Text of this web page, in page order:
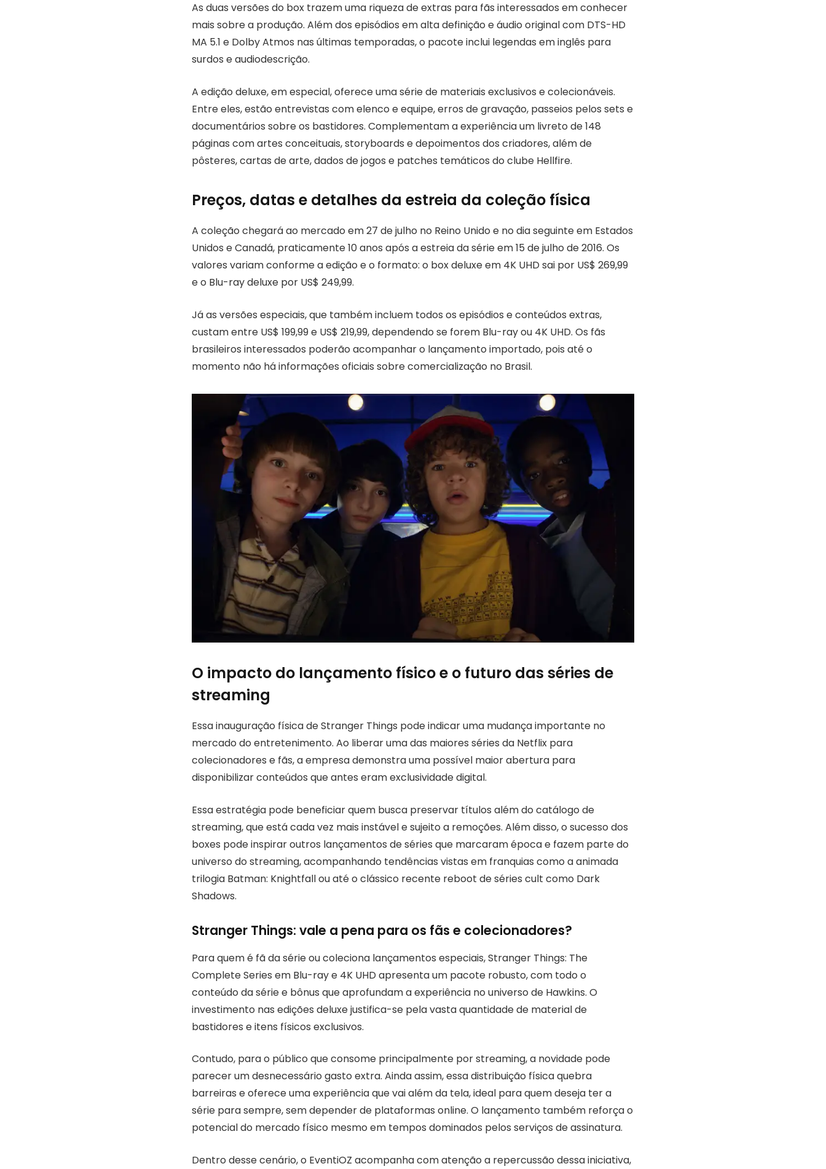
As duas versões do box trazem uma riqueza de extras para fãs interessados em conhecer
mais sobre a produção. Além dos episódios em alta definição e áudio original com DTS-HD
MA 5.1 e Dolby Atmos nas últimas temporadas, o pacote inclui legendas em inglês para
surdos e audiodescrição.
A edição deluxe, em especial, oferece uma série de materiais exclusivos e colecionáveis.
Entre eles, estão entrevistas com elenco e equipe, erros de gravação, passeios pelos sets e
documentários sobre os bastidores. Complementam a experiência um livreto de 148
páginas com artes conceituais, storyboards e depoimentos dos criadores, além de
pôsteres, cartas de arte, dados de jogos e patches temáticos do clube Hellfire.
Preços, datas e detalhes da estreia da coleção física
A coleção chegará ao mercado em 27 de julho no Reino Unido e no dia seguinte em Estados
Unidos e Canadá, praticamente 10 anos após a estreia da série em 15 de julho de 2016. Os
valores variam conforme a edição e o formato: o box deluxe em 4K UHD sai por US$ 269,99
e o Blu-ray deluxe por US$ 249,99.
Já as versões especiais, que também incluem todos os episódios e conteúdos extras,
custam entre US$ 199,99 e US$ 219,99, dependendo se forem Blu-ray ou 4K UHD. Os fãs
brasileiros interessados poderão acompanhar o lançamento importado, pois até o
momento não há informações oficiais sobre comercialização no Brasil.
O impacto do lançamento físico e o futuro das séries de
streaming
Essa inauguração física de Stranger Things pode indicar uma mudança importante no
mercado do entretenimento. Ao liberar uma das maiores séries da Netflix para
colecionadores e fãs, a empresa demonstra uma possível maior abertura para
disponibilizar conteúdos que antes eram exclusividade digital.
Essa estratégia pode beneficiar quem busca preservar títulos além do catálogo de
streaming, que está cada vez mais instável e sujeito a remoções. Além disso, o sucesso dos
boxes pode inspirar outros lançamentos de séries que marcaram época e fazem parte do
universo do streaming, acompanhando tendências vistas em franquias como a animada
trilogia Batman: Knightfall ou até o clássico recente reboot de séries cult como Dark
Shadows.
Stranger Things: vale a pena para os fãs e colecionadores?
Para quem é fã da série ou coleciona lançamentos especiais, Stranger Things: The
Complete Series em Blu-ray e 4K UHD apresenta um pacote robusto, com todo o
conteúdo da série e bônus que aprofundam a experiência no universo de Hawkins. O
investimento nas edições deluxe justifica-se pela vasta quantidade de material de
bastidores e itens físicos exclusivos.
Contudo, para o público que consome principalmente por streaming, a novidade pode
parecer um desnecessário gasto extra. Ainda assim, essa distribuição física quebra
barreiras e oferece uma experiência que vai além da tela, ideal para quem deseja ter a
série para sempre, sem depender de plataformas online. O lançamento também reforça o
potencial do mercado físico mesmo em tempos dominados pelos serviços de assinatura.
Dentro desse cenário, o EventiOZ acompanha com atenção a repercussão dessa iniciativa,